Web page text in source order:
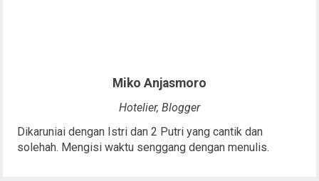
Miko Anjasmoro
Hotelier, Blogger
Dikaruniai dengan Istri dan 2 Putri yang cantik dan
solehah. Mengisi waktu senggang dengan menulis.